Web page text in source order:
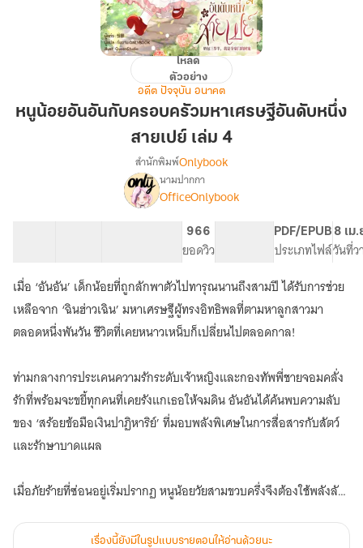
อัน
ครอบครัว
มหา
เศรษฐี
อันดับ
สาย
เปย์
เล่ม
4
โหลด
ตัวอย่าง
อดีต ปัจจุบัน อนาคต
หนูน้อยอันอันกับครอบครัวมหาเศรษฐีอันดับหนึ่ง
สายเปย์ เล่ม 4
เรื่อง[จบ]
หนู
น้อย
อัน
อัน
กับ
ครอบครัว
มหา
เศรษฐี
อันดับ
สาย
เปย์
สำนักพิมพ์Onlybook
นามปากกา
OfficeOnlybook
966
ยอดวิว
PDF/EPUB
ประเภทไฟล์
8 เม
วันที่ว
เมื่อ ‘อันอัน’ เด็กน้อยที่ถูกลักพาตัวไปทารุณนานถึงสามปี ได้รับการช่วย
เหลือจาก ‘ฉินฮ่าวเฉิน’ มหาเศรษฐีผู้ทรงอิทธิพลที่ตามหาลูกสาวมา
ตลอดหนึ่งพันวัน ชีวิตที่เคยหนาวเหน็บก็เปลี่ยนไปตลอดกาล!
ท่ามกลางการประเคนความรักระดับเจ้าหญิงและกองทัพพี่ชายจอมคลั่ง
รักที่พร้อมจะขยี้ทุกคนที่เคยรังแกเธอให้จมดิน อันอันได้ค้นพบความลับ
ของ ‘สร้อยข้อมือเงินปาฏิหาริย์’ ที่มอบพลังพิเศษในการสื่อสารกับสัตว์
และรักษาบาดแผล
เมื่อภัยร้ายที่ซ่อนอยู่เริ่มปรากฏ หนูน้อยวัยสามขวบครึ่งจึงต้องใช้พลังลับ
เดียว!
เรื่องนี้ยังมีในรูปแบบรายตอนให้อ่านด้วยนะ